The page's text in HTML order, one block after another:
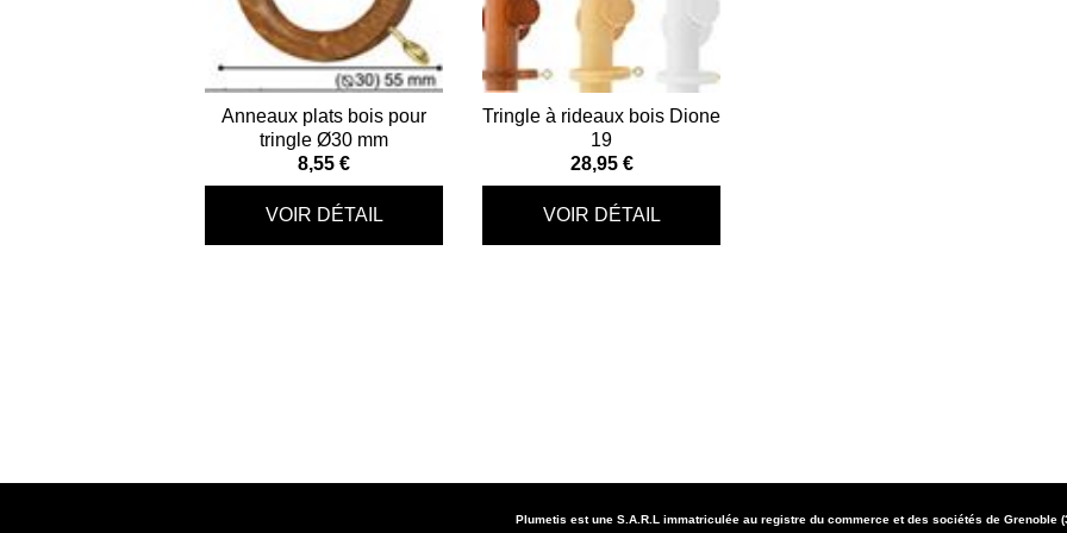
Anneaux plats bois pour
tringle Ø30 mm
8,55 €
Tringle à rideaux bois Dione
19
28,95 €
Plumetis est une S.A.R.L immatriculée au registre du commerce et des sociétés de Grenoble